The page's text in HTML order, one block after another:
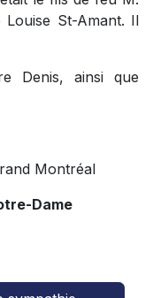
St-Amant. Il
Denis, ainsi que
Montréal
Dame